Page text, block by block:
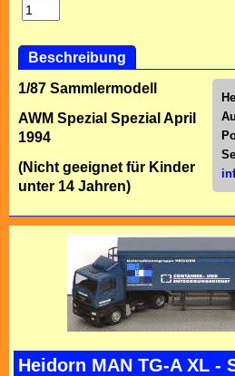
Beschreibung
1/87 Sammlermodell
AWM Spezial Spezial April
1994
(Nicht geeignet für Kinder
unter 14 Jahren)
Heidorn MAN TG-A XL -